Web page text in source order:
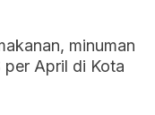
minuman
per April di Kota